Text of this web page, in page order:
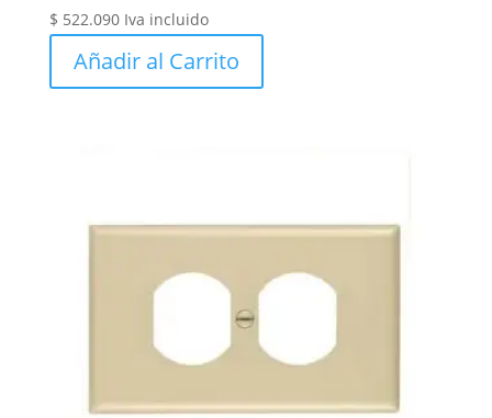
$ 522.090 Iva incluido
Añadir al Carrito